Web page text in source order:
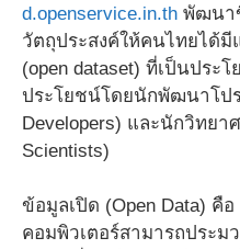
d.openservice.in.th พัฒนา
วัตถุประสงค์ให้คนไทยได้
(open dataset) ที่เป็นประ
ประโยชน์โดยนักพัฒนาโป
Developers) และนักวิทยา
Scientists)
ข้อมูลเปิด (Open Data) คื
คอมพิวเตอร์สามารถประม